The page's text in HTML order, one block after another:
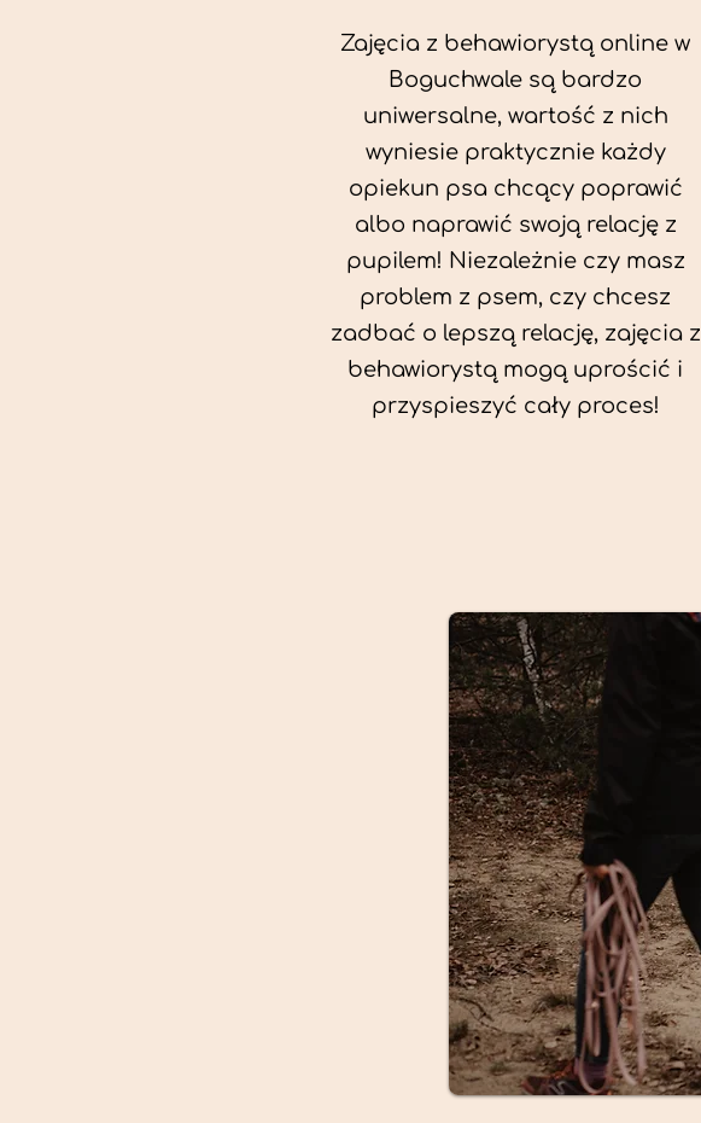
Zajęcia z behawiorystą online w
Boguchwale są bardzo
uniwersalne, wartość z nich
wyniesie praktycznie każdy
opiekun psa chcący poprawić
albo naprawić swoją relację z
pupilem! Niezależnie czy masz
problem z psem, czy chcesz
zadbać o lepszą relację, zajęcia z
behawiorystą mogą uprościć i
przyspieszyć cały proces!